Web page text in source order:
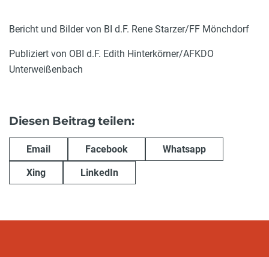
Bericht und Bilder von BI d.F. Rene Starzer/FF Mönchdorf
Publiziert von OBI d.F. Edith Hinterkörner/AFKDO
Unterweißenbach
Diesen Beitrag teilen:
Email Facebook Whatsapp
Xing LinkedIn